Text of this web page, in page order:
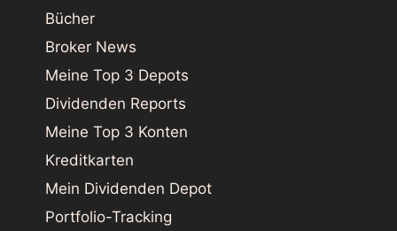
Bücher
Broker News
Meine Top 3 Depots
Dividenden Reports
Meine Top 3 Konten
Kreditkarten
Mein Dividenden Depot
Portfolio-Tracking